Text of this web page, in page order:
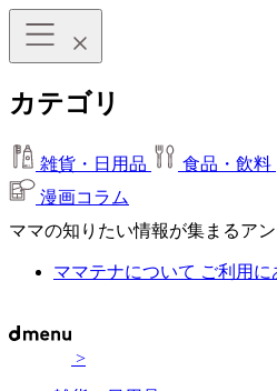
カテゴリ
雑貨・日用品 食品・飲料
漫画コラム
ママの知りたい情報が集まるア
ママテナについて ご利用に
>